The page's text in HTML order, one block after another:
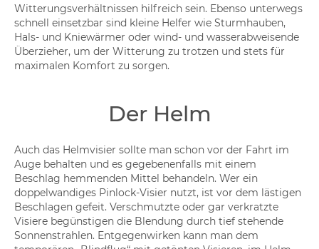
Witterungsverhältnissen hilfreich sein. Ebenso unterwegs
schnell einsetzbar sind kleine Helfer wie Sturmhauben,
Hals- und Kniewärmer oder wind- und wasserabweisende
Überzieher, um der Witterung zu trotzen und stets für
maximalen Komfort zu sorgen.
Der Helm
Auch das Helmvisier sollte man schon vor der Fahrt im
Auge behalten und es gegebenenfalls mit einem
Beschlag hemmenden Mittel behandeln. Wer ein
doppelwandiges Pinlock-Visier nutzt, ist vor dem lästigen
Beschlagen gefeit. Verschmutzte oder gar verkratzte
Visiere begünstigen die Blendung durch tief stehende
Sonnenstrahlen. Entgegenwirken kann man dem